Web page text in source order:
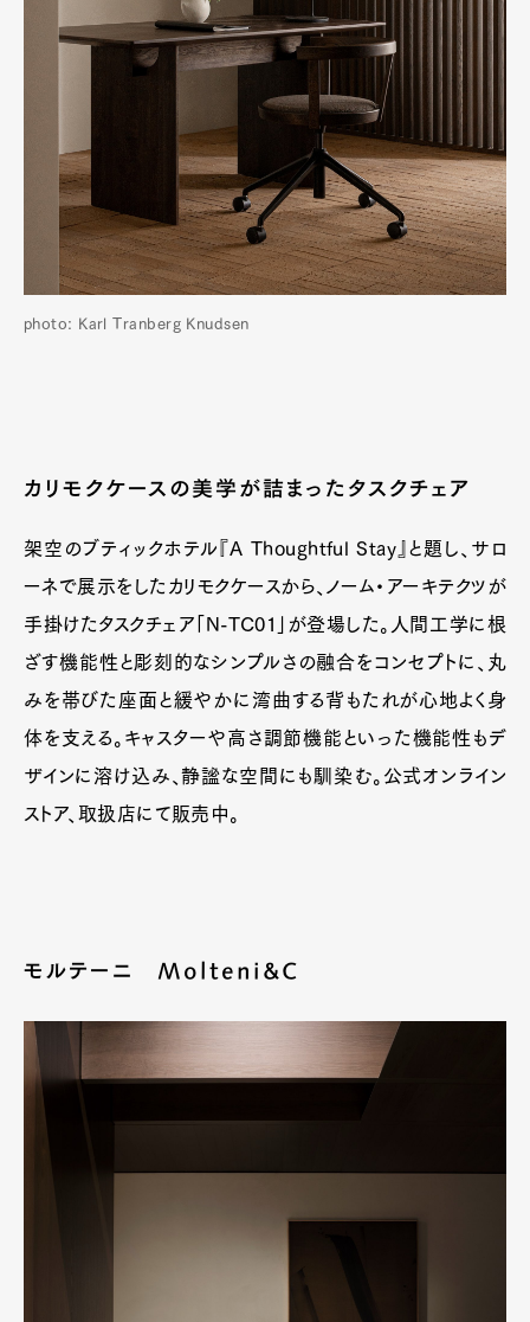
photo: Karl Tranberg Knudsen
カリモクケースの美学が詰まったタスクチェア
架空のブティックホテル『A Thoughtful Stay』と題し、サロ
ーネで展示をしたカリモクケースから、ノーム・アーキテクツが
手掛けたタスクチェア「N-TC01」が登場した。人間工学に根
ざす機能性と彫刻的なシンプルさの融合をコンセプトに、丸
みを帯びた座面と緩やかに湾曲する背もたれが心地よく身
体を支える。キャスターや高さ調節機能といった機能性もデ
ザインに溶け込み、静謐な空間にも馴染む。公式オンライン
ストア、取扱店にて販売中。
モルテーニ Molteni&C